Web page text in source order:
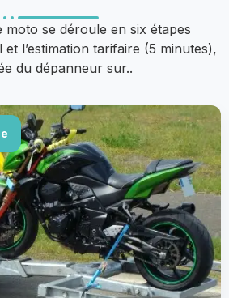
moto se déroule en six étapes
et l’estimation tarifaire (5 minutes),
du dépanneur sur..